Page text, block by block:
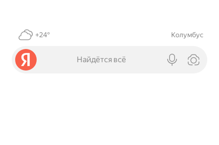
+24° Колумбус
Найдётся всё